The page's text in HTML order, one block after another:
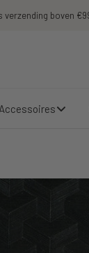
verzending boven
Accessoires